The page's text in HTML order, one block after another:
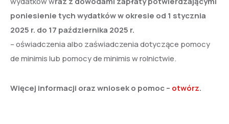
poniesienie tych wydatków w okresie od 1 stycznia
2025 r. do 17 października 2025 r.
– oświadczenia albo zaświadczenia dotyczące pomocy
de minimis lub pomocy de minimis w rolnictwie.
Więcej informacji oraz wniosek o pomoc – otwórz.